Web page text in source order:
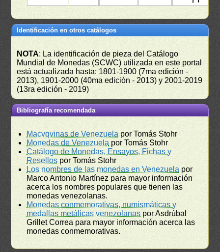
Identificación en otros catálogos
NOTA: La identificación de pieza del Catálogo
Mundial de Monedas (SCWC) utilizada en este portal
está actualizada hasta: 1801-1900 (7ma edición -
2013), 1901-2000 (40ma edición - 2013) y 2001-2019
(13ra edición - 2019)
Bibliografía recomendada
Macvqvinas de Venezuela por Tomás Stohr
Monedas de Venezuela por Tomás Stohr
Catálogo de Monedas, Ensayos, Fichas y
Resellos por Tomás Stohr
Los nombres de las monedas en Venezuela por
Marco Antonio Martínez para mayor información
acerca los nombres populares que tienen las
monedas venezolanas.
Monedas conmemorativas, numismáticas y
medallas metálicas venezolanas por Asdrúbal
Grillet Correa para mayor información acerca las
monedas conmemorativas.